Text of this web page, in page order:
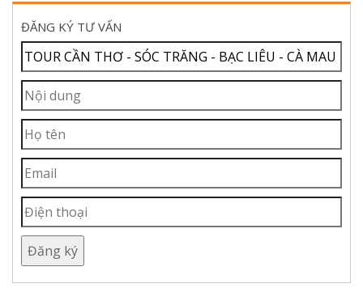
ĐĂNG KÝ TƯ VẤN
Đăng ký